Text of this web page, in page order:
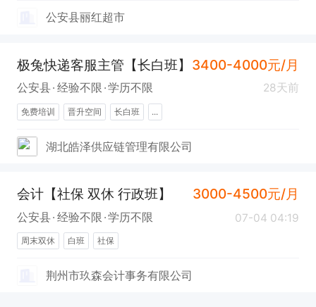
公安县丽红超市
极兔快递客服主管【长白班】 3400-4000元/月
公安县 经验不限 学历不限 28天前
免费培训 晋升空间 长白班 ...
湖北皓泽供应链管理有限公司
会计【社保 双休 行政班】 3000-4500元/月
公安县 经验不限 学历不限 07-04 04:19
周末双休 白班 社保
荆州市玖森会计事务有限公司